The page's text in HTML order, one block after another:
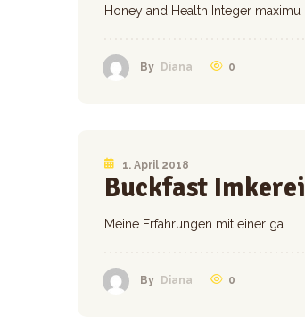
Honey and Health Integer maximu …
By Diana 0
1. April 2018
Buckfast Imkerei
Meine Erfahrungen mit einer ga …
By Diana 0